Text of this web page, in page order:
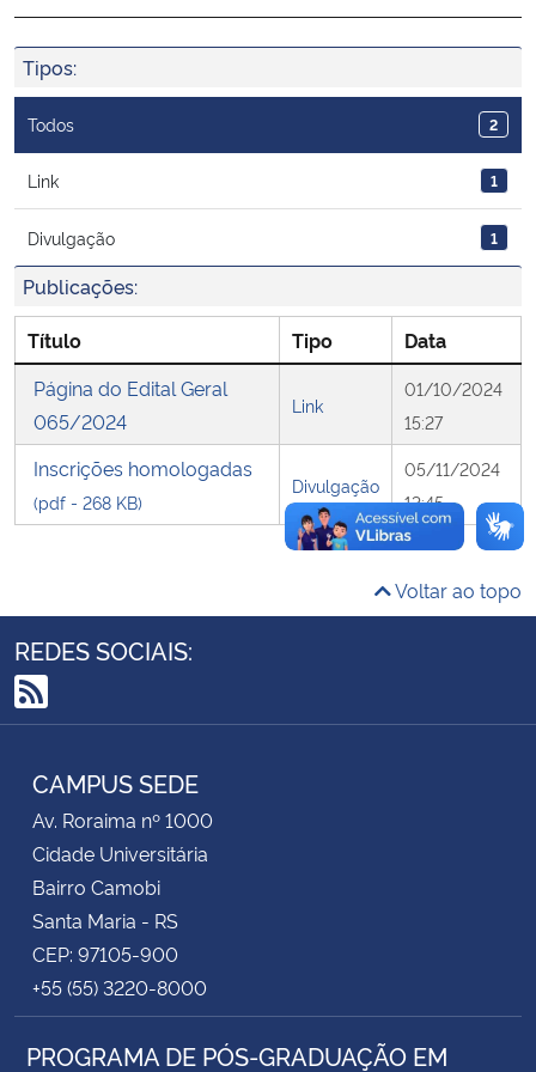
Ministério da Cidadania
Ministério da Saúde
Ministério da Ciência, Tecnologia, Inovações e Comunicações
Ministério do Meio Ambiente
Ministério do Turismo
Ministério do Desenvolvimento Regional
Controladoria-Geral da União
Ministério da Mulher, da Família e dos Direitos Humanos
Secretaria de Governo
Advocacia-Geral da União
Banco Central do Brasil
Tipos:
Todos 2
Link 1
Divulgação 1
Publicações:
Título Tipo
Data
Página do Edital Geral
065/2024
Link
01/10/2024
15:27
Inscrições homologadas
(pdf - 268 KB)
Divulgação
05/11/2024
13:45
Voltar ao topo
REDES SOCIAIS:
RSS
CAMPUS SEDE
Av. Roraima nº 1000
Cidade Universitária
Bairro Camobi
Santa Maria - RS
CEP: 97105-900
+55 (55) 3220-8000
PROGRAMA DE PÓS-GRADUAÇÃO EM